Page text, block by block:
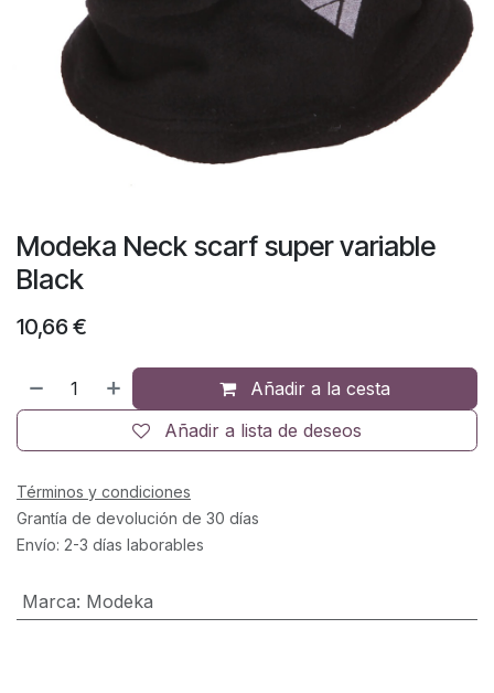
Modeka Neck scarf super variable
Black
10,66 €
Añadir a la cesta
Añadir a lista de deseos
Términos y condiciones
Grantía de devolución de 30 días
Envío: 2-3 días laborables
Marca: Modeka